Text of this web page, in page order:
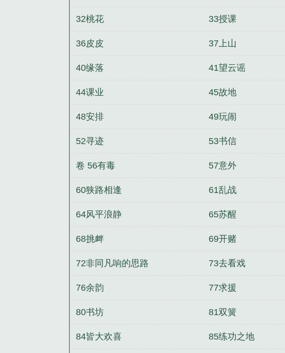
32桃花 33授课
36皮皮 37上山
40缘落 41望云谣
44课业 45故地
48安排 49玩闹
52寻迹 53书信
卷 56有毒 57意外
60狭路相逢 61乱战
64风平浪静 65苏醒
68挑衅 69开赌
72非同凡响的思路 73去看戏
76余韵 77求援
80书坊 81双簧
84皆大欢喜 85练功之地